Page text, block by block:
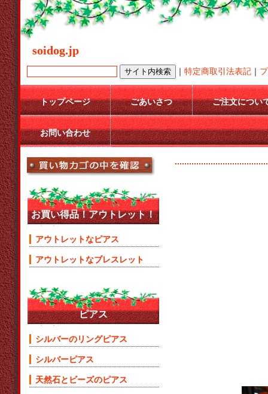
soidog.jp
｜ 特定商取引法表記 ｜
トップページ ごあいさつ ご注文につい
お問い合わせ
お買い得品！アウトレット！
アウトレットなピアス
アウトレットなブレスレット
ピアス
シルバーのリングピアス
シルバーピアス
天然石とビーズのピアス